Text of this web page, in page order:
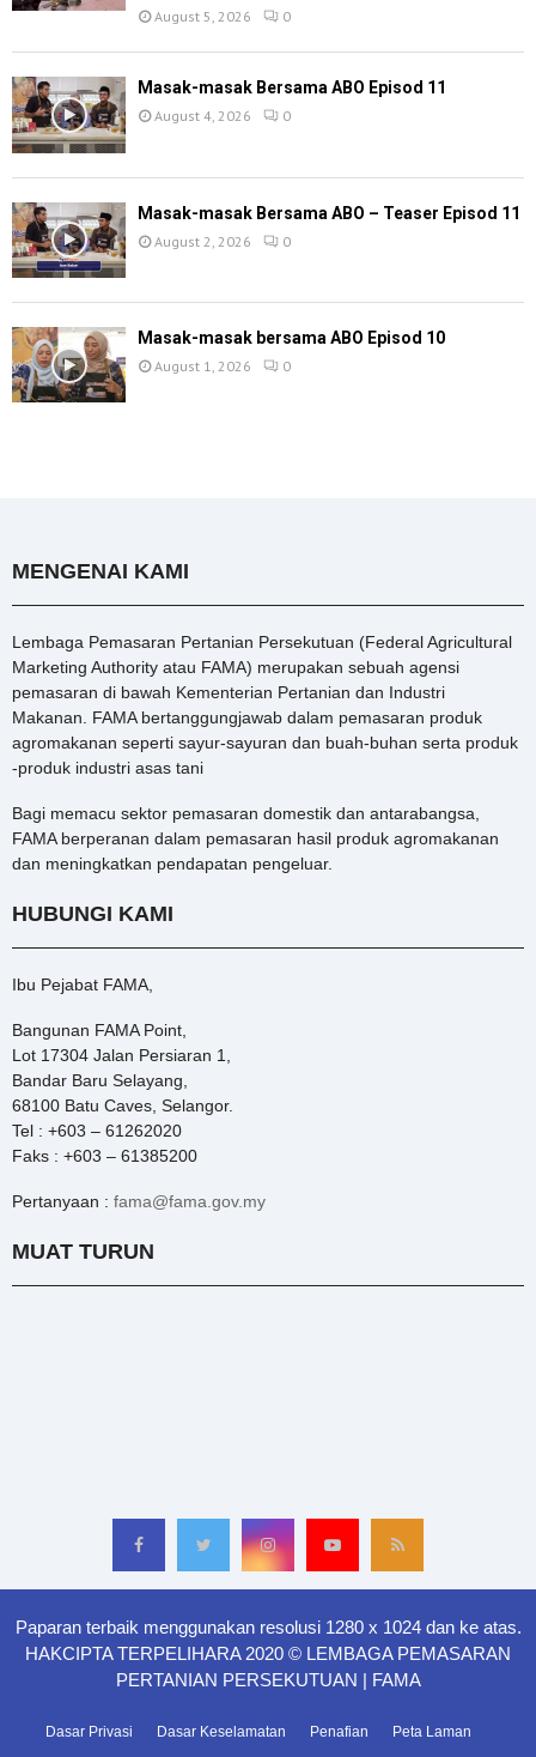
August 5, 2026 0
Masak-masak Bersama ABO Episod 11
August 4, 2026 0
Masak-masak Bersama ABO – Teaser Episod 11
August 2, 2026 0
Masak-masak bersama ABO Episod 10
August 1, 2026 0
MENGENAI KAMI
Lembaga Pemasaran Pertanian Persekutuan (Federal Agricultural
Marketing Authority atau FAMA) merupakan sebuah agensi
pemasaran di bawah Kementerian Pertanian dan Industri
Makanan. FAMA bertanggungjawab dalam pemasaran produk
agromakanan seperti sayur-sayuran dan buah-buhan serta produk
-produk industri asas tani
Bagi memacu sektor pemasaran domestik dan antarabangsa,
FAMA berperanan dalam pemasaran hasil produk agromakanan
dan meningkatkan pendapatan pengeluar.
HUBUNGI KAMI
Ibu Pejabat FAMA,
Bangunan FAMA Point,
Lot 17304 Jalan Persiaran 1,
Bandar Baru Selayang,
68100 Batu Caves, Selangor.
Tel : +603 – 61262020
Faks : +603 – 61385200
Pertanyaan : fama@fama.gov.my
MUAT TURUN
Paparan terbaik menggunakan resolusi 1280 x 1024 dan ke atas.
HAKCIPTA TERPELIHARA 2020 © LEMBAGA PEMASARAN
PERTANIAN PERSEKUTUAN | FAMA
Dasar Privasi Dasar Keselamatan Penafian
Peta Laman